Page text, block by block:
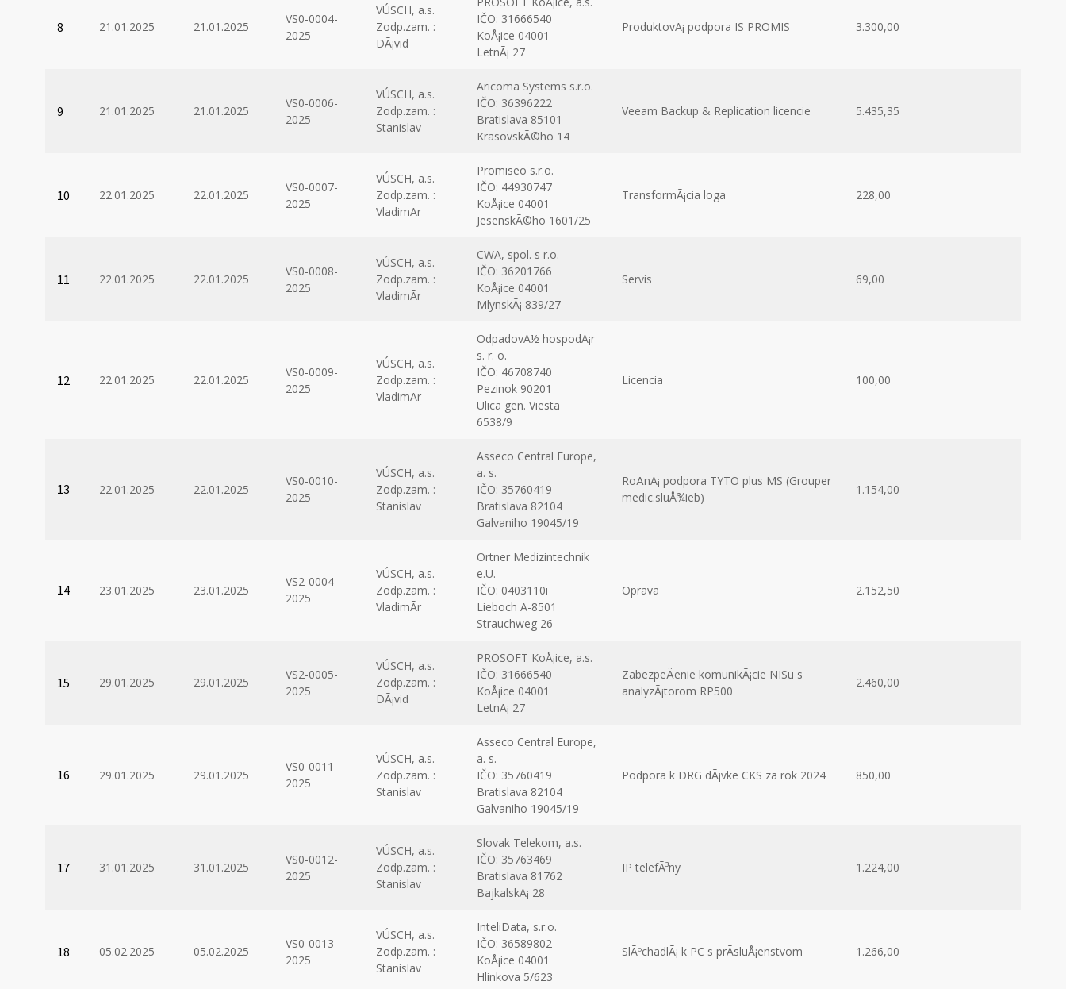
8 21.01.2025 21.01.2025
VS0-0004-
2025
VÚSCH, a.s.
Zodp.zam. :
DÃ¡vid
IČO: 31666540
KoÅ¡ice 04001
LetnÃ¡ 27
ProduktovÃ¡ podpora IS PROMIS 3.300,00
9 21.01.2025 21.01.2025
VS0-0006-
2025
VÚSCH, a.s.
Zodp.zam. :
Stanislav
Aricoma Systems s.r.o.
IČO: 36396222
Bratislava 85101
KrasovskÃ©ho 14
Veeam Backup & Replication licencie 5.435,35
10 22.01.2025 22.01.2025
VS0-0007-
2025
VÚSCH, a.s.
Zodp.zam. :
VladimÃ­r
Promiseo s.r.o.
IČO: 44930747
KoÅ¡ice 04001
JesenskÃ©ho 1601/25
TransformÃ¡cia loga 228,00
11 22.01.2025 22.01.2025
VS0-0008-
2025
VÚSCH, a.s.
Zodp.zam. :
VladimÃ­r
CWA, spol. s r.o.
IČO: 36201766
KoÅ¡ice 04001
MlynskÃ¡ 839/27
Servis 69,00
12 22.01.2025 22.01.2025
VS0-0009-
2025
VÚSCH, a.s.
Zodp.zam. :
VladimÃ­r
OdpadovÃ½ hospodÃ¡r
s. r. o.
IČO: 46708740
Pezinok 90201
Ulica gen. Viesta
6538/9
Licencia 100,00
13 22.01.2025 22.01.2025
VS0-0010-
2025
VÚSCH, a.s.
Zodp.zam. :
Stanislav
Asseco Central Europe,
a. s.
IČO: 35760419
Bratislava 82104
Galvaniho 19045/19
RoÄnÃ¡ podpora TYTO plus MS (Grouper
medic.sluÅ¾ieb)
1.154,00
14 23.01.2025 23.01.2025
VS2-0004-
2025
VÚSCH, a.s.
Zodp.zam. :
VladimÃ­r
Ortner Medizintechnik
e.U.
IČO: 0403110i
Lieboch A-8501
Strauchweg 26
Oprava 2.152,50
15 29.01.2025 29.01.2025
VS2-0005-
2025
VÚSCH, a.s.
Zodp.zam. :
DÃ¡vid
PROSOFT KoÅ¡ice, a.s.
IČO: 31666540
KoÅ¡ice 04001
LetnÃ¡ 27
ZabezpeÄenie komunikÃ¡cie NISu s
analyzÃ¡torom RP500
2.460,00
16 29.01.2025 29.01.2025
VS0-0011-
2025
VÚSCH, a.s.
Zodp.zam. :
Stanislav
Asseco Central Europe,
a. s.
IČO: 35760419
Bratislava 82104
Galvaniho 19045/19
Podpora k DRG dÃ¡vke CKS za rok 2024 850,00
17 31.01.2025 31.01.2025
VS0-0012-
2025
VÚSCH, a.s.
Zodp.zam. :
Stanislav
Slovak Telekom, a.s.
IČO: 35763469
Bratislava 81762
BajkalskÃ¡ 28
IP telefÃ³ny 1.224,00
18 05.02.2025 05.02.2025
VS0-0013-
2025
VÚSCH, a.s.
Zodp.zam. :
Stanislav
InteliData, s.r.o.
IČO: 36589802
KoÅ¡ice 04001
Hlinkova 5/623
SlÃºchadlÃ¡ k PC s prÃ­sluÅ¡enstvom 1.266,00